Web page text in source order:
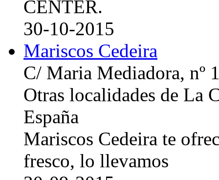
CENTER.
30-10-2015
Mariscos Cedeira
C/ Maria Mediadora, nº
Otras localidades de La
España
Mariscos Cedeira te
fresco, lo llevamos